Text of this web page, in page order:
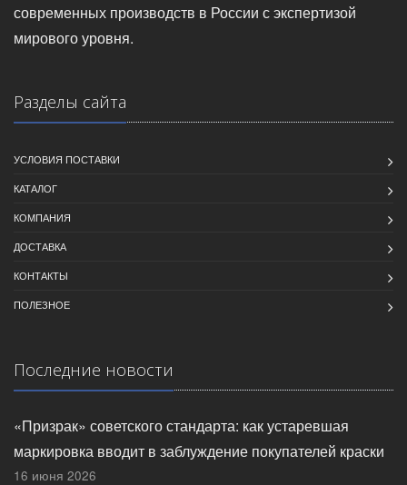
современных производств в России с экспертизой
мирового уровня.
Разделы сайта
УСЛОВИЯ ПОСТАВКИ
КАТАЛОГ
КОМПАНИЯ
ДОСТАВКА
КОНТАКТЫ
ПОЛЕЗНОЕ
Последние новости
«Призрак» советского стандарта: как устаревшая
маркировка вводит в заблуждение покупателей краски
16 июня 2026